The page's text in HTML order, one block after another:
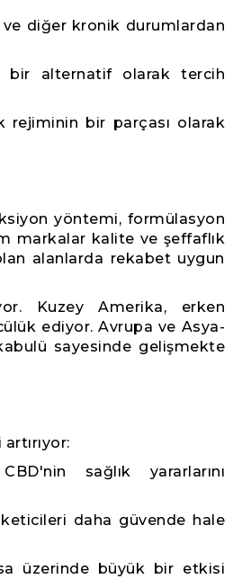
ve diğer kronik durumlardan
bir alternatif olarak tercih
rejiminin bir parçası olarak
yöntemi, formülasyon
markalar kalite ve şeffaflık
alanlarda rekabet uygun
Kuzey Amerika, erken
ediyor. Avrupa ve Asya-
sayesinde gelişmekte
sağlık yararlarını
daha güvende hale
üzerinde büyük bir etkisi